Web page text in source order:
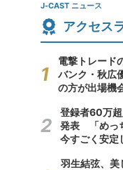
J-CAST ニュース
アクセス
電撃トレード
バンク・秋広
の方が出場機
登録者60万
発表 「めっ
今すごく安定
羽生結弦、美